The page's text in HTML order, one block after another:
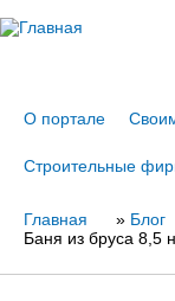
О портале
Строительные
Вы
Главная » Блог
Баня из бруса 8,5